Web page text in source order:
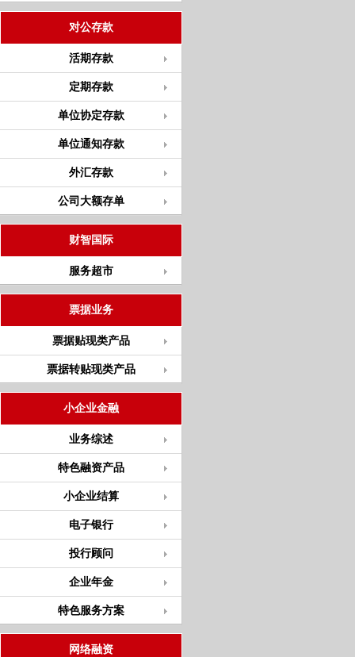
对公存款
活期存款
定期存款
单位协定存款
单位通知存款
外汇存款
公司大额存单
财智国际
服务超市
票据业务
票据贴现类产品
票据转贴现类产品
小企业金融
业务综述
特色融资产品
小企业结算
电子银行
投行顾问
企业年金
特色服务方案
网络融资